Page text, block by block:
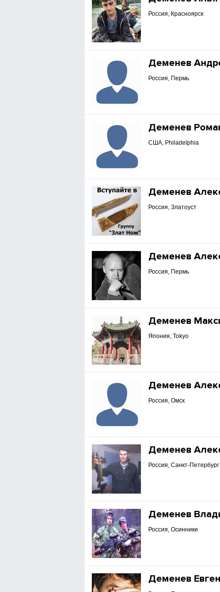
Россия, Красноярск
Деменев
Россия, Пермь
Деменев
США, Philadelphia
Деменев
Россия, Златоуст
Деменев
Россия, Пермь
Деменев
Япония, Tokyo
Деменев
Россия, Омск
Деменев
Россия, Санкт-Петербург
Деменев
Россия, Осинники
Деменев